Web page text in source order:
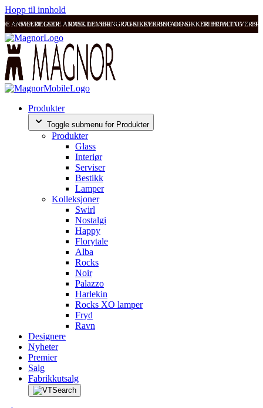
Hopp til innhold
ANMELDELSER RASK LEVERING OG SIKKER BETALING FRI FRAKT OVER
SVÆRT GODE ANMELDELSER RASK LEVERING OG SIKKER BETALING
Produkter
Toggle submenu for Produkter
Produkter
Glass
Interiør
Serviser
Bestikk
Lamper
Kolleksjoner
Swirl
Nostalgi
Happy
Florytale
Alba
Rocks
Noir
Palazzo
Harlekin
Rocks XO lamper
Fryd
Ravn
Designere
Nyheter
Premier
Salg
Fabrikkutsalg